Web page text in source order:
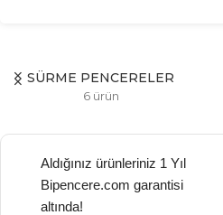
SÜRME PENCERELER
6 ürün
Aldığınız ürünleriniz 1 Yıl
Bipencere.com garantisi
altında!